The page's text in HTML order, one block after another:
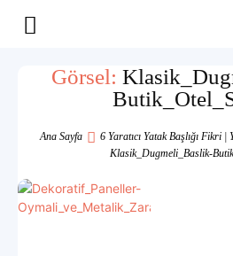
Yaşam
İlham
Görsel:
Ana Sayfa
6 Yaratıcı Yatak Başlığı Fikri
Klasik_Dugmeli_Baslik-